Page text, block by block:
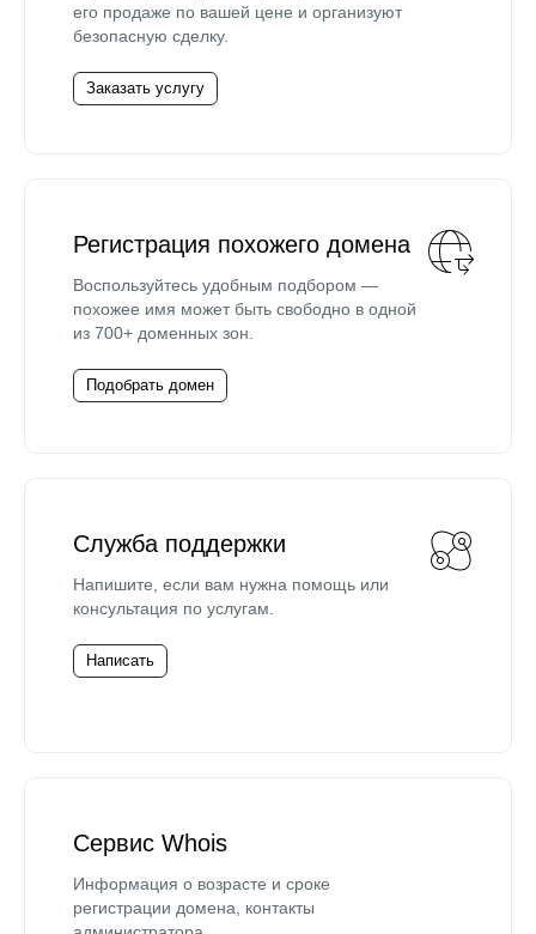
его продаже по вашей цене и организуют
безопасную сделку.
Заказать услугу
Регистрация похожего домена
Воспользуйтесь удобным подбором —
похожее имя может быть свободно в одной
из 700+ доменных зон.
Подобрать домен
Служба поддержки
Напишите, если вам нужна помощь или
консультация по услугам.
Написать
Сервис Whois
Информация о возрасте и сроке
регистрации домена, контакты